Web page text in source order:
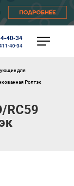
40-34
40-34
для
Ролтэк